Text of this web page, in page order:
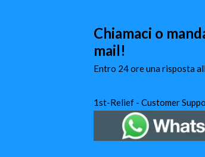
Chiamaci o
mail!
Entro 24 ore una risposta
1st-Relief - Customer